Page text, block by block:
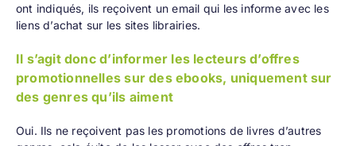
ont indiqués, ils reçoivent un email qui les informe avec les
liens d’achat sur les sites librairies.
Il s’agit donc d’informer les lecteurs d’offres
promotionnelles sur des ebooks, uniquement sur
des genres qu’ils aiment
Oui. Ils ne reçoivent pas les promotions de livres d’autres